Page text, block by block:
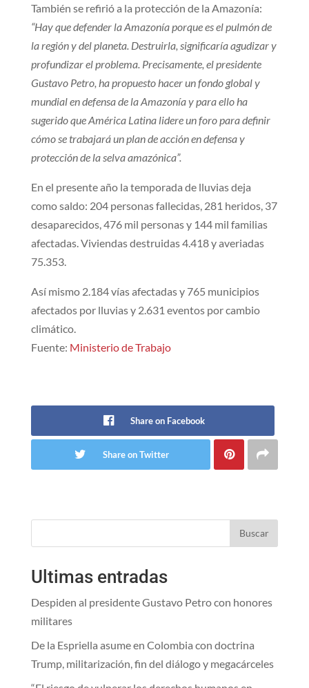
También se refirió a la protección de la Amazonía:
“Hay que defender la Amazonía porque es el pulmón de
la región y del planeta. Destruirla, significaría agudizar y
profundizar el problema. Precisamente, el presidente
Gustavo Petro, ha propuesto hacer un fondo global y
mundial en defensa de la Amazonía y para ello ha
sugerido que América Latina lidere un foro para definir
cómo se trabajará un plan de acción en defensa y
protección de la selva amazónica”.
En el presente año la temporada de lluvias deja
como saldo: 204 personas fallecidas, 281 heridos, 37
desaparecidos, 476 mil personas y 144 mil familias
afectadas. Viviendas destruidas 4.418 y averiadas
75.353.
Así mismo 2.184 vías afectadas y 765 municipios
afectados por lluvias y 2.631 eventos por cambio
climático.
Fuente: Ministerio de Trabajo
Share on Facebook
Share on Twitter
Buscar
Ultimas entradas
Despiden al presidente Gustavo Petro con honores
militares
De la Espriella asume en Colombia con doctrina
Trump, militarización, fin del diálogo y megacárceles